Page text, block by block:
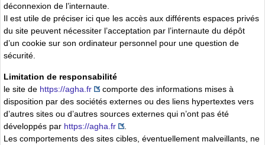
déconnexion de l’internaute.
Il est utile de préciser ici que les accès aux différents espaces privés
du site peuvent nécessiter l’acceptation par l’internaute du dépôt
d’un cookie sur son ordinateur personnel pour une question de
sécurité.
Limitation de responsabilité
le site de https://agha.fr
comporte des informations mises à
disposition par des sociétés externes ou des liens hypertextes vers
d’autres sites ou d’autres sources externes qui n’ont pas été
développés par https://agha.fr
Les comportements des sites cibles, éventuellement malveillants, ne